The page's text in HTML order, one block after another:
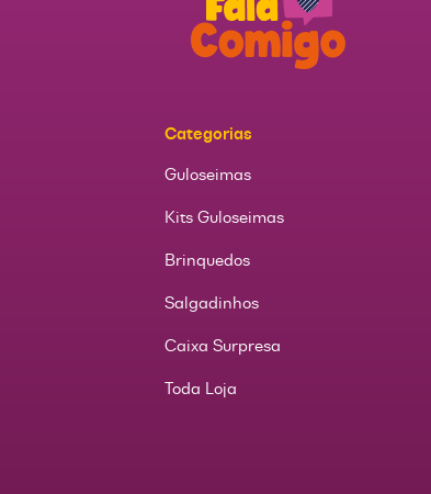
Categorias
Guloseimas
Kits Guloseimas
Brinquedos
Salgadinhos
Caixa Surpresa
Toda Loja